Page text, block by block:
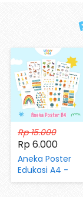
Rp 15.000
Rp 6.000
Aneka Poster
Edukasi A4 -
Mengenal